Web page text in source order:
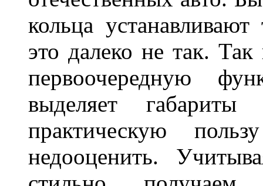
кольца
это далеко не так. Так
первоочередную
выделяет
практическую
недооценить.